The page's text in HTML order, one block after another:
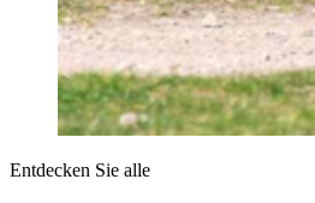
Entdecken Sie alle